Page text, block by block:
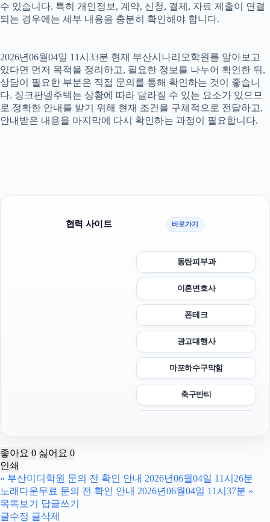
수 있습니다. 특히 개인정보, 계약, 신청, 결제, 자료 제출이 연결
되는 경우에는 세부 내용을 충분히 확인해야 합니다.
2026년06월04일 11시33분 현재 부산시나리오학원를 알아보고
있다면 먼저 목적을 정리하고, 필요한 정보를 나누어 확인한 뒤,
상담이 필요한 부분은 직접 문의를 통해 확인하는 것이 좋습니
다. 징크판넬주택는 상황에 따라 달라질 수 있는 요소가 있으므
로 정확한 안내를 받기 위해 현재 조건을 구체적으로 전달하고,
안내받은 내용을 마지막에 다시 확인하는 과정이 필요합니다.
협력 사이트 바로가기
동탄피부과
이혼변호사
폰테크
광고대행사
마포하수구막힘
축구반티
광교피부과
좋아요 0 싫어요 0
인쇄
« 부산미디학원 문의 전 확인 안내 2026년06월04일 11시26분
노래다운무료 문의 전 확인 안내 2026년06월04일 11시37분 »
목록보기
답글쓰기
글수정 글삭제